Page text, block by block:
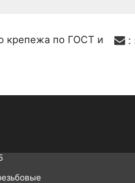
:
крепежа по ГОСТ и